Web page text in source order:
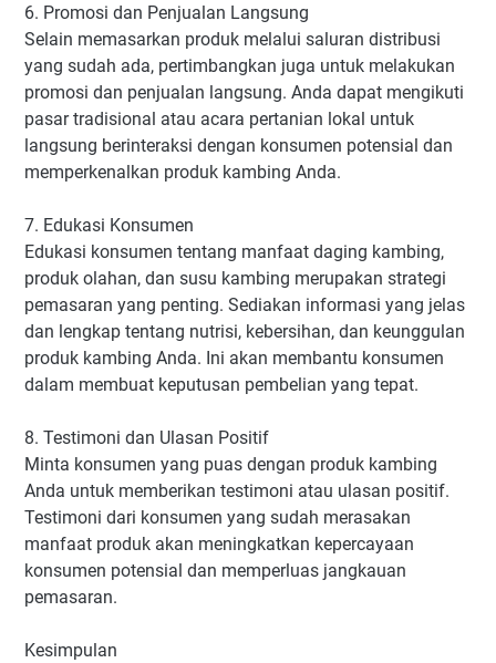
6. Promosi dan Penjualan Langsung
Selain memasarkan produk melalui saluran distribusi
yang sudah ada, pertimbangkan juga untuk melakukan
promosi dan penjualan langsung. Anda dapat mengikuti
pasar tradisional atau acara pertanian lokal untuk
langsung berinteraksi dengan konsumen potensial dan
memperkenalkan produk kambing Anda.
7. Edukasi Konsumen
Edukasi konsumen tentang manfaat daging kambing,
produk olahan, dan susu kambing merupakan strategi
pemasaran yang penting. Sediakan informasi yang jelas
dan lengkap tentang nutrisi, kebersihan, dan keunggulan
produk kambing Anda. Ini akan membantu konsumen
dalam membuat keputusan pembelian yang tepat.
8. Testimoni dan Ulasan Positif
Minta konsumen yang puas dengan produk kambing
Anda untuk memberikan testimoni atau ulasan positif.
Testimoni dari konsumen yang sudah merasakan
manfaat produk akan meningkatkan kepercayaan
konsumen potensial dan memperluas jangkauan
pemasaran.
Kesimpulan